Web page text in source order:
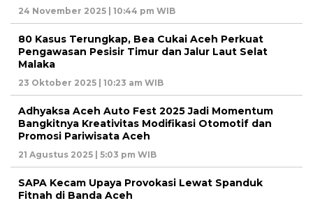
24 November 2025 | 10:44 pm WIB
80 Kasus Terungkap, Bea Cukai Aceh Perkuat
Pengawasan Pesisir Timur dan Jalur Laut Selat
Malaka
23 Oktober 2025 | 10:23 am WIB
Adhyaksa Aceh Auto Fest 2025 Jadi Momentum
Bangkitnya Kreativitas Modifikasi Otomotif dan
Promosi Pariwisata Aceh
21 Agustus 2025 | 5:03 pm WIB
SAPA Kecam Upaya Provokasi Lewat Spanduk
Fitnah di Banda Aceh